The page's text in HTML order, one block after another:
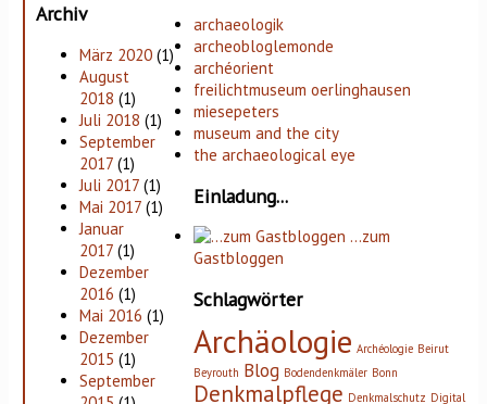
Archiv
März 2020 (1)
August
2018 (1)
Juli 2018 (1)
September
2017 (1)
Juli 2017 (1)
Mai 2017 (1)
Januar
2017 (1)
Dezember
2016 (1)
Mai 2016 (1)
Dezember
2015 (1)
September
archaeologik
archeobloglemonde
archéorient
freilichtmuseum oerlinghausen
miesepeters
museum and the city
the archaeological eye
Einladung...
…zum
Gastbloggen
Schlagwörter
Archäologie Archéologie Beirut
Beyrouth Blog Bodendenkmäler Bonn
Denkmalpflege Denkmalschutz Digital